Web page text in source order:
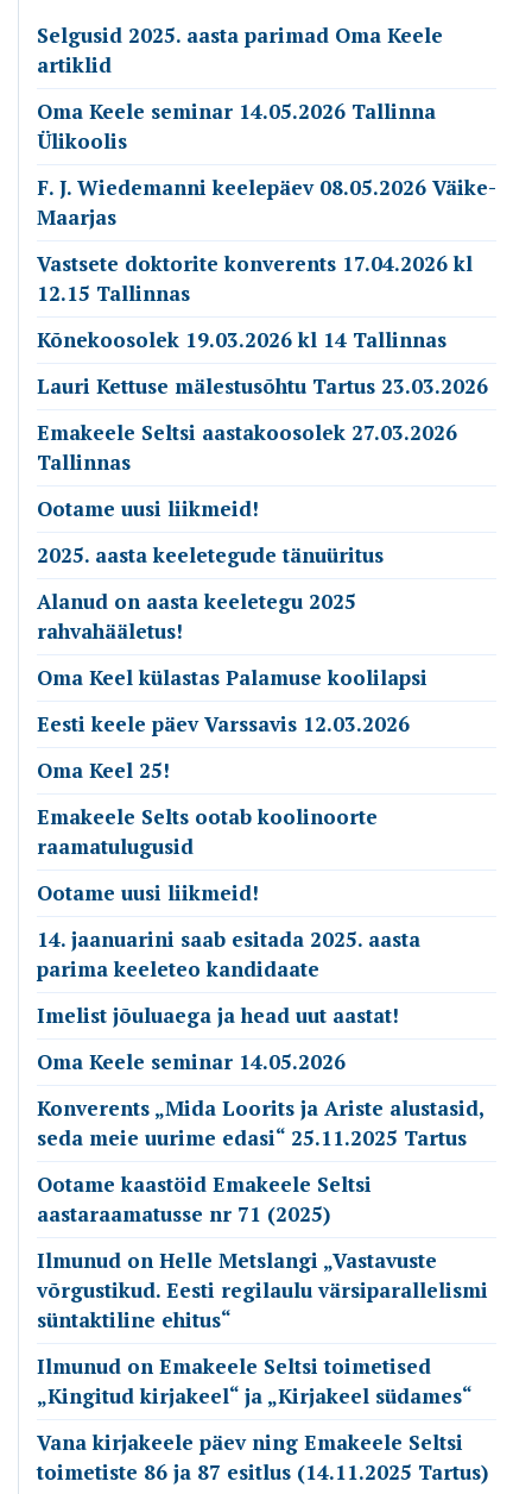
Selgusid 2025. aasta parimad Oma Keele
artiklid
Oma Keele seminar 14.05.2026 Tallinna
Ülikoolis
F. J. Wiedemanni keelepäev 08.05.2026 Väike-
Maarjas
Vastsete doktorite konverents 17.04.2026 kl
12.15 Tallinnas
Kõnekoosolek 19.03.2026 kl 14 Tallinnas
Lauri Kettuse mälestusõhtu Tartus 23.03.2026
Emakeele Seltsi aastakoosolek 27.03.2026
Tallinnas
Ootame uusi liikmeid!
2025. aasta keeletegude tänuüritus
Alanud on aasta keeletegu 2025
rahvahääletus!
Oma Keel külastas Palamuse koolilapsi
Eesti keele päev Varssavis 12.03.2026
Oma Keel 25!
Emakeele Selts ootab koolinoorte
raamatulugusid
Ootame uusi liikmeid!
14. jaanuarini saab esitada 2025. aasta
parima keeleteo kandidaate
Imelist jõuluaega ja head uut aastat!
Oma Keele seminar 14.05.2026
Konverents „Mida Loorits ja Ariste alustasid,
seda meie uurime edasi“ 25.11.2025 Tartus
Ootame kaastöid Emakeele Seltsi
aastaraamatusse nr 71 (2025)
Ilmunud on Helle Metslangi „Vastavuste
võrgustikud. Eesti regilaulu värsiparallelismi
süntaktiline ehitus“
Ilmunud on Emakeele Seltsi toimetised
„Kingitud kirjakeel“ ja „Kirjakeel südames“
Vana kirjakeele päev ning Emakeele Seltsi
toimetiste 86 ja 87 esitlus (14.11.2025 Tartus)